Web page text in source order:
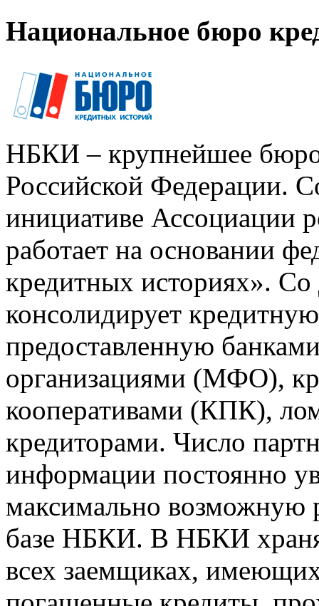
Национальное бюро
НБКИ – крупнейшее
Российской Федерации.
инициативе Ассоциации
работает на основании
кредитных историях».
консолидирует
предоставленную
организациями (МФО),
кооперативами (КПК),
кредиторами. Число
информации постоянно
максимально возможную
базе НБКИ. В НБКИ
всех заемщиках,